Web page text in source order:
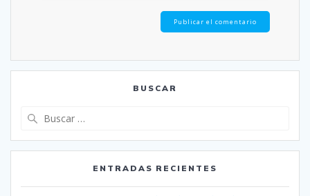
BUSCAR
ENTRADAS RECIENTES